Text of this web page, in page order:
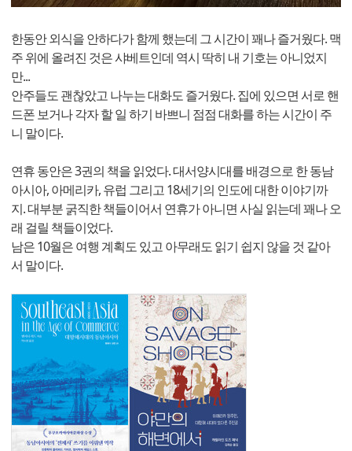
한동안 외식을 안하다가 함께 했는데 그 시간이 꽤나 즐거웠다. 맥
주 위에 올려진 것은 샤베트인데 역시 딱히 내 기호는 아니었지
만...
안주들도 괜찮았고 나누는 대화도 즐거웠다. 집에 있으면 서로 핸
드폰 보거나 각자 할 일 하기 바쁘니 점점 대화를 하는 시간이 주
니 말이다.
연휴 동안은 3권의 책을 읽었다. 대서양시대를 배경으로 한 동남
아시아, 아메리카, 유럽 그리고 18세기의 인도에 대한 이야기까
지. 대부분 굵직한 책들이어서 연휴가 아니면 사실 읽는데 꽤나 오
래 걸릴 책들이었다.
남은 10월은 여행 계획도 있고 아무래도 읽기 쉽지 않을 것 같아
서 말이다.